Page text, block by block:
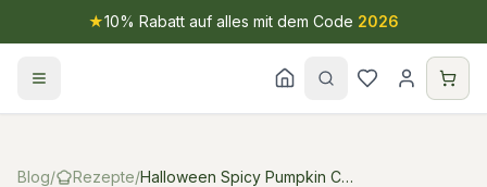
★10% Rabatt auf alles mit dem Code 2026
Blog/ Rezepte/ Halloween Spicy Pumpkin Cocktail (alkoholfrei)